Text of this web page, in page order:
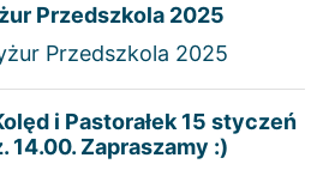
Przedszkola 2025
i Pastorałek 15 styczeń
14.00. Zapraszamy :)